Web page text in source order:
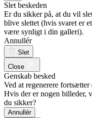
Slet beskeden
Er du sikker på, at du vil
blive slettet (hvis svaret er
være synligt i din galleri).
Annullér
Slet
Close
Genskab besked
Ved at regenerere
Hvis der er nogen billeder,
du sikker?
Annullér